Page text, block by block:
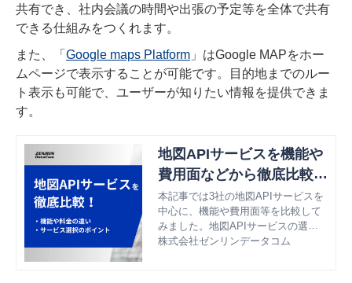
共有でき、社内会議の時間や出張の予定等を全体で共有
できる仕組みをつくれます。
また、「 Google maps Platform 」はGoogle MAPをホー
ムページで表示することが可能です。目的地までのルー
ト表示も可能で、ユーザーが知りたい情報を提供できま
す。
地図APIサービスを機能や
費用面などから徹底比較！
地図APIの選び方も解説
本記事では3社の地図APIサービスを
中心に、機能や費用面等を比較して
みました。地図APIサービスの選び
方についても解説しているので、地
株式会社ゼンリンデータコム